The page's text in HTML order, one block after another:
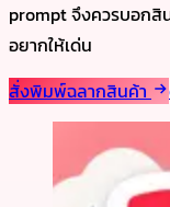
prompt จึงควรบอกสิ
อยากให้เด่น
สั่งพิมพ์ฉลากสินค้า